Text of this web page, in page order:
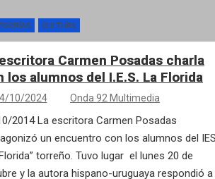
CULTURA
Carmen Posadas charla
los alumnos del I.E.S. La Florida
10/2024 Onda 92 Multimedia
2014 La escritora Carmen Posadas
un encuentro con los alumnos del
torreño. Tuvo lugar el lunes 20 de
y la autora hispano-uruguaya respondió a